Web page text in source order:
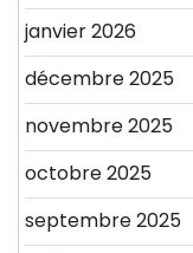
janvier 2026
décembre 2025
novembre 2025
octobre 2025
septembre 2025